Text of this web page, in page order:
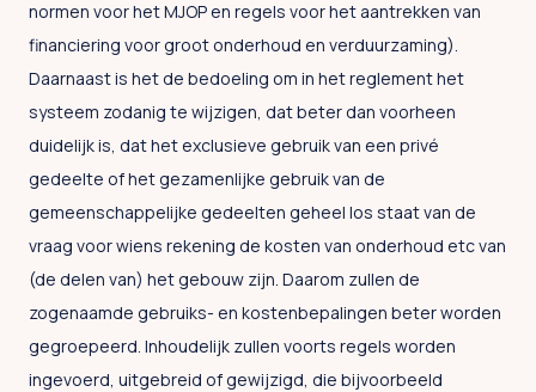
normen voor het MJOP en regels voor het aantrekken van
financiering voor groot onderhoud en verduurzaming).
Daarnaast is het de bedoeling om in het reglement het
systeem zodanig te wijzigen, dat beter dan voorheen
duidelijk is, dat het exclusieve gebruik van een privé
gedeelte of het gezamenlijke gebruik van de
gemeenschappelijke gedeelten geheel los staat van de
vraag voor wiens rekening de kosten van onderhoud etc van
(de delen van) het gebouw zijn. Daarom zullen de
zogenaamde gebruiks- en kostenbepalingen beter worden
gegroepeerd. Inhoudelijk zullen voorts regels worden
ingevoerd, uitgebreid of gewijzigd, die bijvoorbeeld